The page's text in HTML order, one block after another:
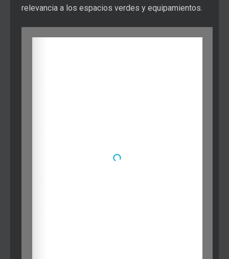
relevancia a los espacios verdes y equipamientos.